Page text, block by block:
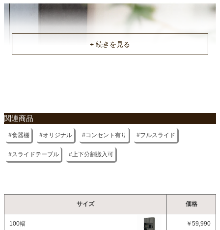
関連商品
食器棚 オリジナル コンセント有り フルスライド
スライドテーブル 上下分割搬入可
サイズ 価格
100幅 ￥59,990